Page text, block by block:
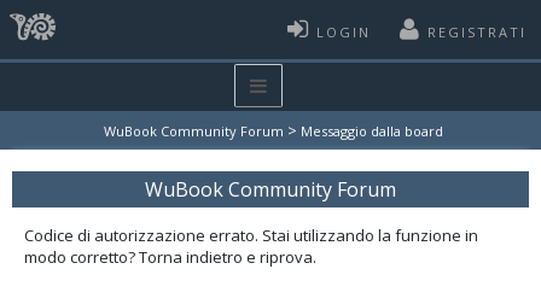
LOGIN REGISTRATI
WuBook Community Forum > Messaggio dalla board
WuBook Community Forum
Codice di autorizzazione errato. Stai utilizzando la funzione in
modo corretto? Torna indietro e riprova.